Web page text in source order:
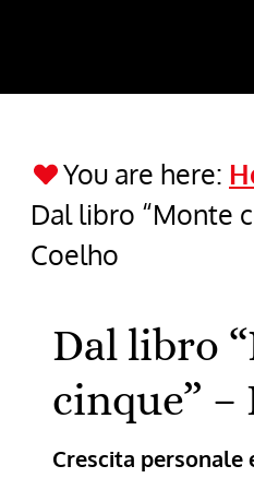
You are here:
Dal libro “Monte
Coelho
Dal libro
cinque” –
Crescita